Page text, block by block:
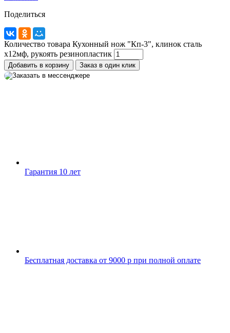
Поделиться
Количество товара Кухонный нож "Кп-3", клинок сталь
х12мф, рукоять резинопластик
Добавить в корзину Заказ в один клик
WhatsApp
+7 (910) 880-24-42
Гарантия 10 лет
Бесплатная доставка от 9000 р при полной оплате